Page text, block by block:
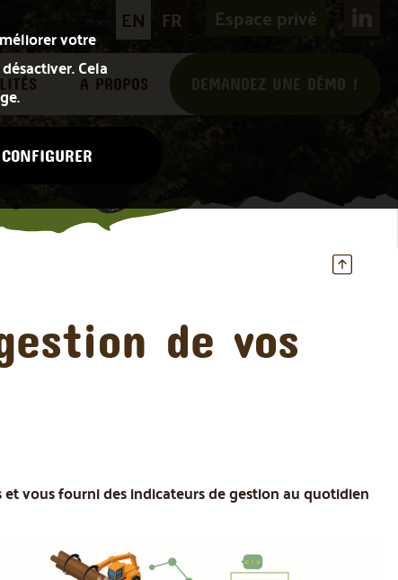
votre
Cela
CONFIGURER
Espace privé
EN FR
A PROPOS DEMANDEZ UNE DÉMO !
de vos
vous fourni des indicateurs de gestion au quotidien